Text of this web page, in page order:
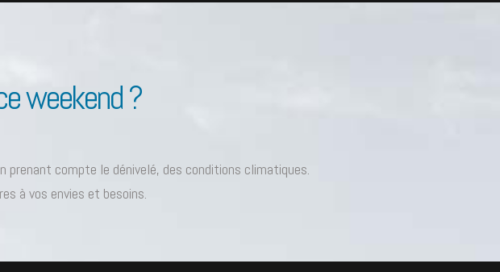
weekend ?
prenant compte le dénivelé, des conditions climatiques.
à vos envies et besoins.